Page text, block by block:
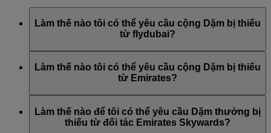
bay với Emirates, flydubai và Qantas đã thực hiện trong tối đa
hai tháng trước khi đăng ký tham gia Emirates Skywards.
Tuy nhiên, bất kỳ giao dịch nào khác, chẳng hạn như các
chuyến bay với các hãng hàng không đối tác khác của chúng
tôi hoặc việc mua các dịch vụ và sản phẩm của đối tác, được
lũy Dặm bay.
Làm thế nào tôi có thể yêu cầu cộng Dặm bị thiếu
từ flydubai?
đăng nhập và gửi yêu cầu trực tuyến trên flydubai.com
Làm thế nào tôi có thể yêu cầu cộng Dặm bị thiếu
từ Emirates?
đăng nhập và gửiyêu cầu trực tuyến . Chỉ có thể yêu cầu cộng
Dặm bay cho các chuyến bay đủ điều kiện được thực hiện
Làm thế nào để tôi có thể yêu cầu Dặm thưởng bị
thiếu từ đối tác Emirates Skywards?